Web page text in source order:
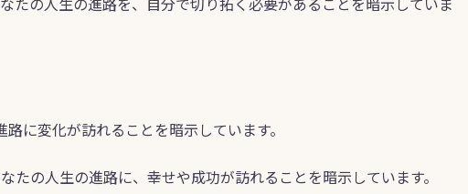
に変化が訪れることを暗示しています。
たの人生の進路に、幸せや成功が訪れることを暗示しています。